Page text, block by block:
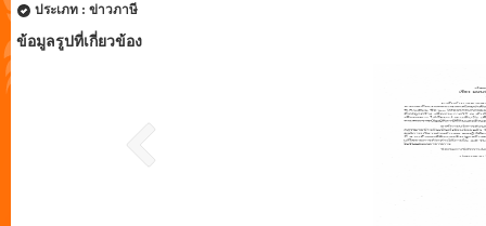
ประเภท : ข่าวภาษี
ข้อมูลรูปที่เกี่ยวข้อง